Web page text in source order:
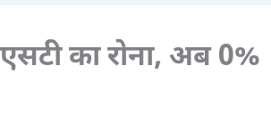
का रोना, अब 0%